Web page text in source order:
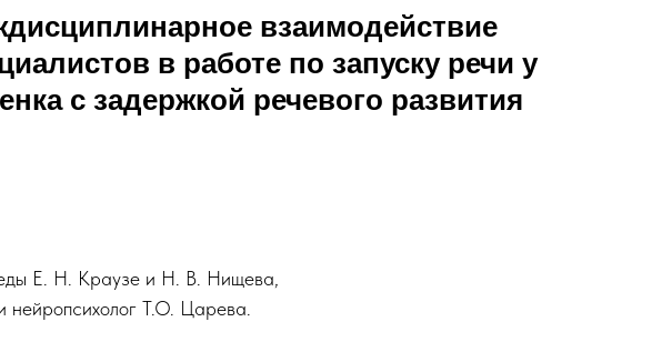
взаимодействие
в работе по запуску речи у
с задержкой речевого развития
Е. Н. Краузе и Н. В. Нищева,
нейропсихолог Т.О. Царева.